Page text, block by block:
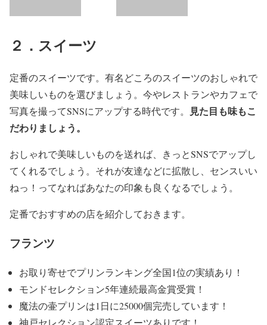
２．スイーツ
定番のスイーツです。有名どころのスイーツのおしゃれで
美味しいものを選びましょう。今やレストランやカフェで
写真を撮ってSNSにアップする時代です。
見た目も味もこ
だわりましょう。
おしゃれで美味しいものを送れば、きっとSNSでアップし
てくれるでしょう。それが友達などに拡散し、センスいい
ねっ！ってなればあなたの印象も良くなるでしょう。
定番でおすすめの店を紹介しておきます。
フランツ
お取り寄せでプリンランキング全国1位の実績あり！
モンドセレクション5年連続最高金賞受賞！
魔法の壷プリンは1日に25000個完売しています！
神戸セレクション認定スイーツありです！